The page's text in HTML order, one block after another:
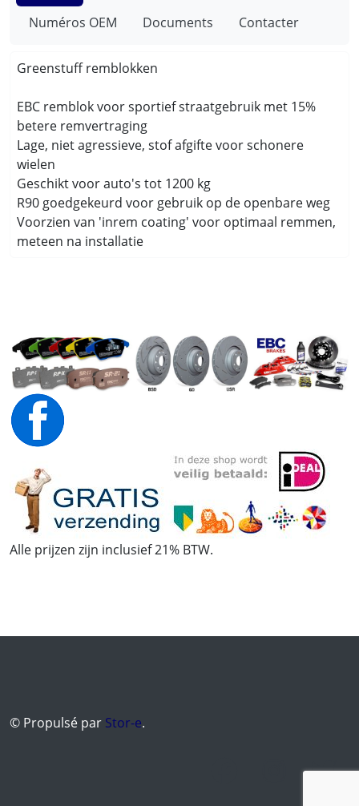
Numéros OEM
Documents Contacter
Greenstuff remblokken
EBC remblok voor sportief straatgebruik met 15%
betere remvertraging
Lage, niet agressieve, stof afgifte voor schonere
wielen
Geschikt voor auto's tot 1200 kg
R90 goedgekeurd voor gebruik op de openbare weg
Voorzien van 'inrem coating' voor optimaal remmen,
meteen na installatie
Alle prijzen zijn inclusief 21% BTW.
© Propulsé par Stor-e.